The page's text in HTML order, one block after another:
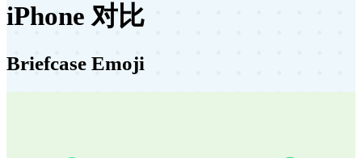
iPhone 对比
Briefcase Emoji